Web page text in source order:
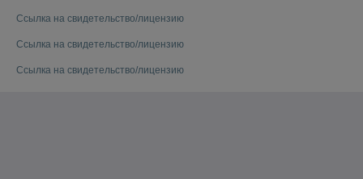
Ссылка на свидетельство/лицензию
Ссылка на свидетельство/лицензию
Ссылка на свидетельство/лицензию